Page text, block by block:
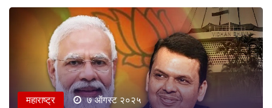
महाराष्ट्र ७ ऑगस्ट २०२५